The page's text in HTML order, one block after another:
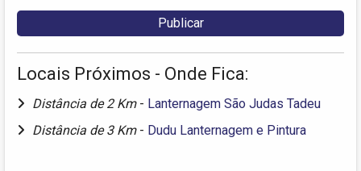
Locais Próximos - Onde Fica:
Distância de 2 Km - Lanternagem São Judas Tadeu
Distância de 3 Km - Dudu Lanternagem e Pintura